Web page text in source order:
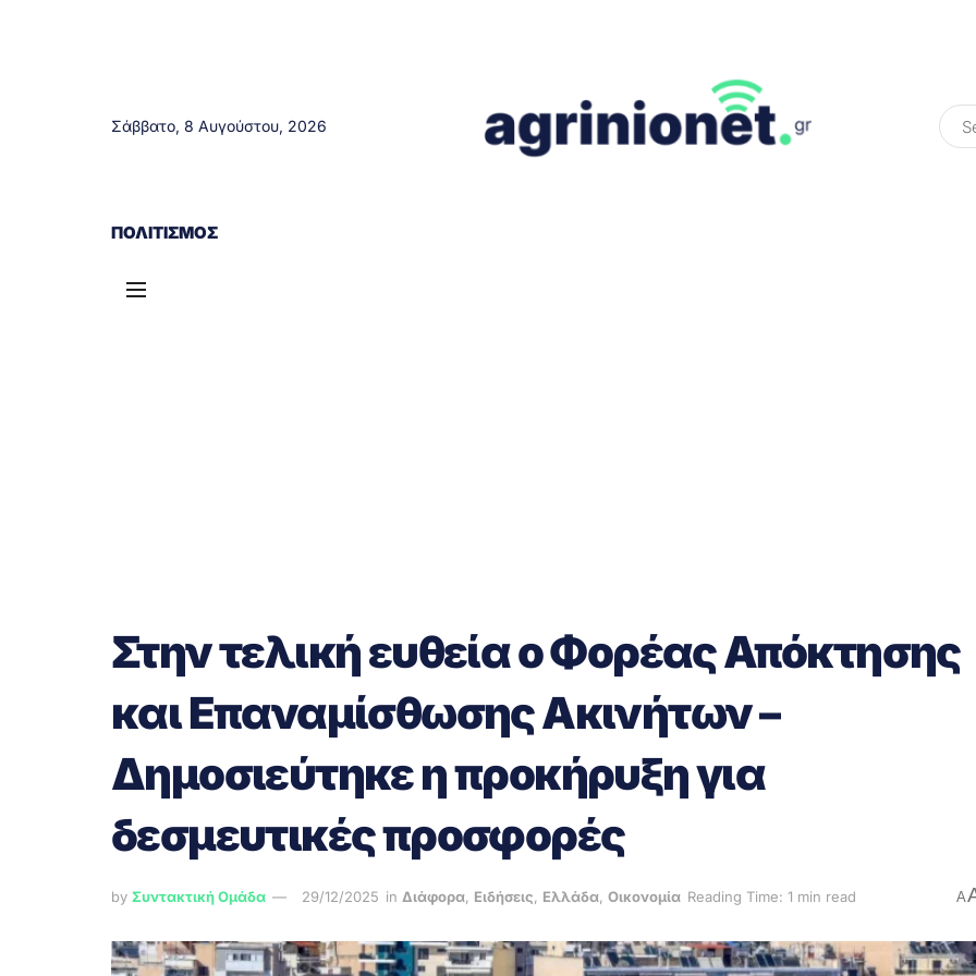
Σάββατο, 8 Αυγούστου, 2026
ΠΟΛΙΤΙΣΜΌΣ
Στην τελική ευθεία ο Φορέας Απόκτησης
και Επαναμίσθωσης Ακινήτων –
Δημοσιεύτηκε η προκήρυξη για
δεσμευτικές προσφορές
by Συντακτική Ομάδα 29/12/2025 in Διάφορα, Ειδήσεις, Ελλάδα, Οικονομία Reading Time: 1 min read A